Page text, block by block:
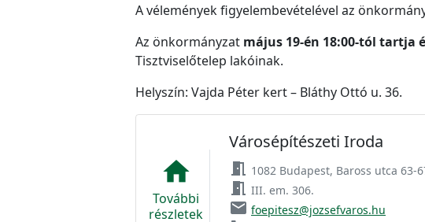
A vélemények figyelembevételével az
Az önkormányzat május 19-én 18:00-tól tartja
Tisztviselőtelep lakóinak.
Helyszín: Vajda Péter kert – Bláthy Ottó u. 36.
home
További
részletek
Városépítészeti Iroda
meeting_room 1082 Budapest, Baross utca 63-
meeting_room III. em. 306.
email foepitesz@jozsefvaros.hu